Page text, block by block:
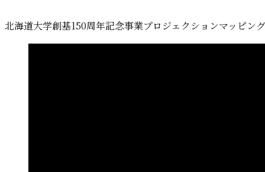
北海道大学創基150周年記念事業プロジェクションマッピン